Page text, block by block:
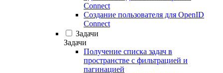
Connect
Создание пользователя для OpenID
Connect
Задачи
Задачи
Получение списка задач в
пространстве с фильтрацией и
пагинацией